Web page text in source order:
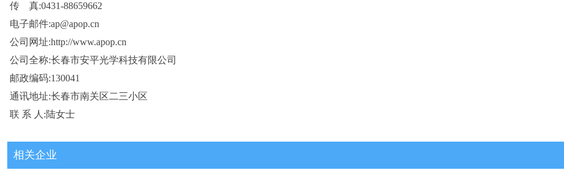
传 真:0431-88659662
电子邮件:ap@apop.cn
公司网址:http://www.apop.cn
公司全称:长春市安平光学科技有限公司
邮政编码:130041
通讯地址:长春市南关区二三小区
联 系 人:陆女士
相关企业